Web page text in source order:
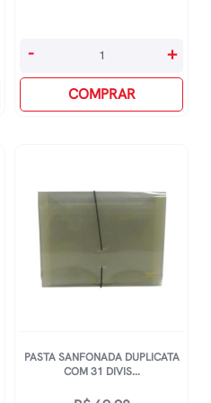
Pasta
Com
Preto
quantidade
- +
COMPRAR
PASTA SANFONADA DUPLICATA
COM 31 DIVIS...